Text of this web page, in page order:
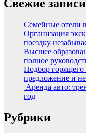
Свежие записи
Семейные отели
Организация
поездку
Высшее
полное
Подбор горящего
предложение и
Аренда авто:
год
Рубрики